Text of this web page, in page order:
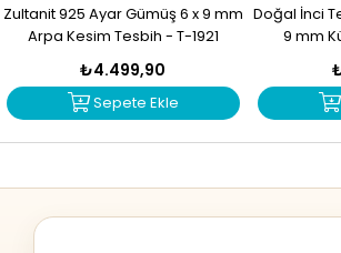
Zultanit 925 Ayar Gümüş 6 x 9 mm
Arpa Kesim Tesbih - T-1921
₺4.499,90
Sepete Ekle
Doğal İnci
9 mm